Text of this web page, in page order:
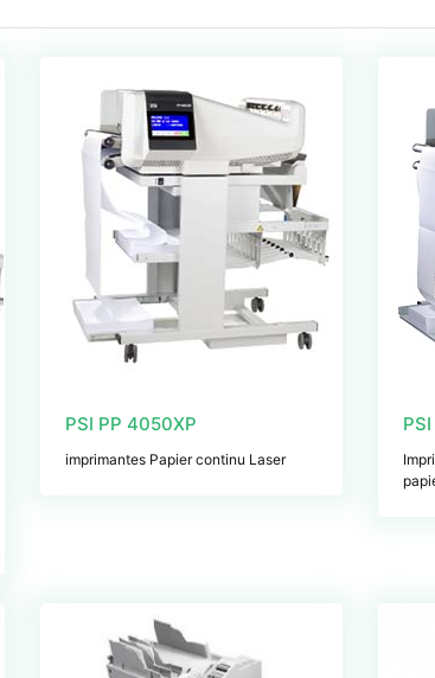
PSI PP 4050XP
imprimantes Papier continu Laser